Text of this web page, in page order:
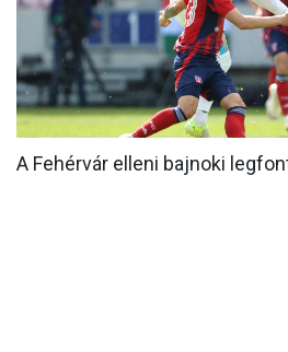
KLUB
GALÉRIA
SZURKOLÓI
A Fehérvár elleni bajnoki